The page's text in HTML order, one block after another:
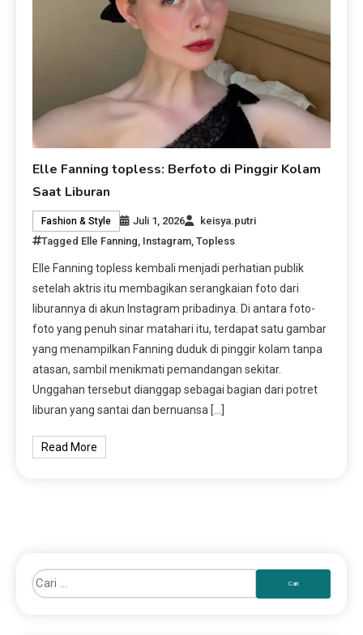
Elle Fanning topless: Berfoto di Pinggir Kolam
Saat Liburan
Fashion & Style Juli 1, 2026
keisya.putri
Tagged Elle Fanning Instagram ,Topless
Elle Fanning topless kembali menjadi perhatian publik
setelah aktris itu membagikan serangkaian foto dari
liburannya di akun Instagram pribadinya. Di antara foto-
foto yang penuh sinar matahari itu, terdapat satu gambar
yang menampilkan Fanning duduk di pinggir kolam tanpa
atasan, sambil menikmati pemandangan sekitar.
Unggahan tersebut dianggap sebagai bagian dari potret
liburan yang santai dan bernuansa […]
Read More